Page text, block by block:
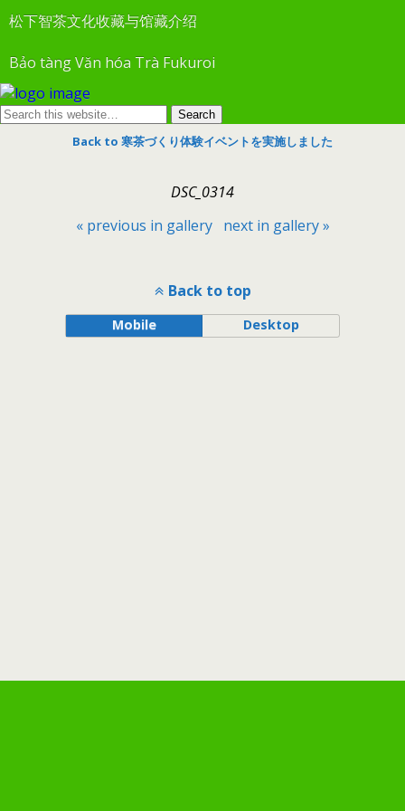
松下智茶文化收藏与馆藏介绍
Bảo tàng Văn hóa Trà Fukuroi
Back to 寒茶づくり体験イベントを実施しました
DSC_0314
« previous in gallery
next in gallery »
Back to top
Mobile Desktop